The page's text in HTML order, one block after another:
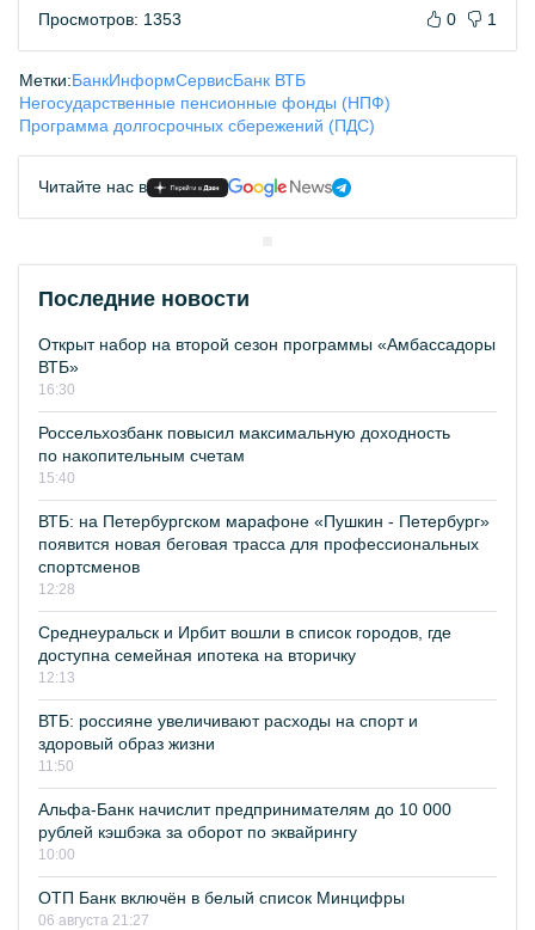
Просмотров: 1353 0 1
Метки:БанкИнформСервисБанк ВТБ
Негосударственные пенсионные фонды (НПФ)
Программа долгосрочных сбережений (ПДС)
Читайте нас в
Последние новости
Открыт набор на второй сезон программы «Амбассадоры
ВТБ»
16:30
Россельхозбанк повысил максимальную доходность
по накопительным счетам
15:40
ВТБ: на Петербургском марафоне «Пушкин - Петербург»
появится новая беговая трасса для профессиональных
спортсменов
12:28
Среднеуральск и Ирбит вошли в список городов, где
доступна семейная ипотека на вторичку
12:13
ВТБ: россияне увеличивают расходы на спорт и
здоровый образ жизни
11:50
Альфа-Банк начислит предпринимателям до 10 000
рублей кэшбэка за оборот по эквайрингу
10:00
ОТП Банк включён в белый список Минцифры
06 августа 21:27